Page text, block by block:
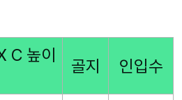
C 높이
골지 인입수